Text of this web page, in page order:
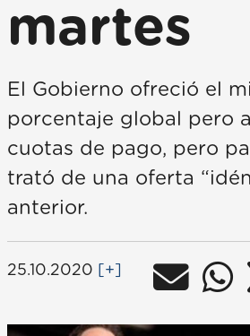
martes
El Gobierno ofreció el
porcentaje global pero
cuotas de pago, pero
trató de una oferta
anterior.
25.10.2020 [+]